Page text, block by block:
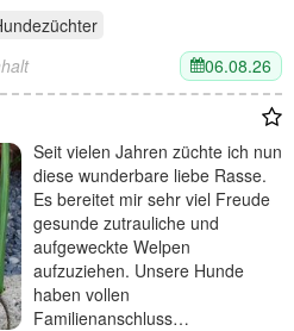
06.08.26
Seit vielen Jahren züchte ich nun
diese wunderbare liebe Rasse.
Es bereitet mir sehr viel Freude
gesunde zutrauliche und
aufgeweckte Welpen
aufzuziehen. Unsere Hunde
haben vollen
Familienanschluss…